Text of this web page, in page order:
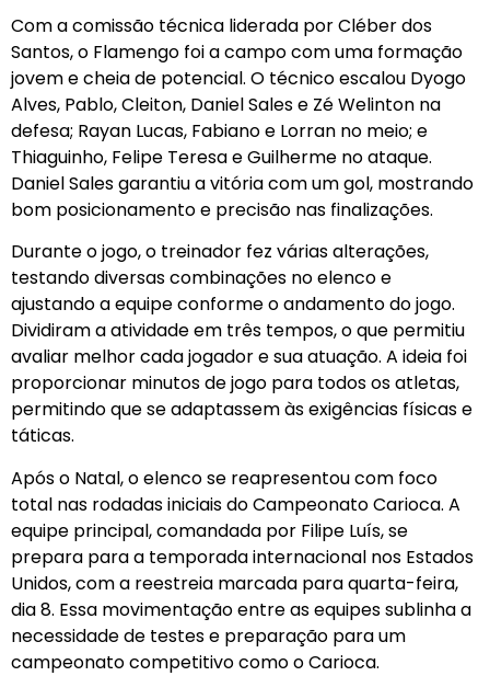
Com a comissão técnica liderada por Cléber dos
Santos, o Flamengo foi a campo com uma formação
jovem e cheia de potencial. O técnico escalou Dyogo
Alves, Pablo, Cleiton, Daniel Sales e Zé Welinton na
defesa; Rayan Lucas, Fabiano e Lorran no meio; e
Thiaguinho, Felipe Teresa e Guilherme no ataque.
Daniel Sales garantiu a vitória com um gol, mostrando
bom posicionamento e precisão nas finalizações.
Durante o jogo, o treinador fez várias alterações,
testando diversas combinações no elenco e
ajustando a equipe conforme o andamento do jogo.
Dividiram a atividade em três tempos, o que permitiu
avaliar melhor cada jogador e sua atuação. A ideia foi
proporcionar minutos de jogo para todos os atletas,
permitindo que se adaptassem às exigências físicas e
táticas.
Após o Natal, o elenco se reapresentou com foco
total nas rodadas iniciais do Campeonato Carioca. A
equipe principal, comandada por Filipe Luís, se
prepara para a temporada internacional nos Estados
Unidos, com a reestreia marcada para quarta-feira,
dia 8. Essa movimentação entre as equipes sublinha a
necessidade de testes e preparação para um
campeonato competitivo como o Carioca.